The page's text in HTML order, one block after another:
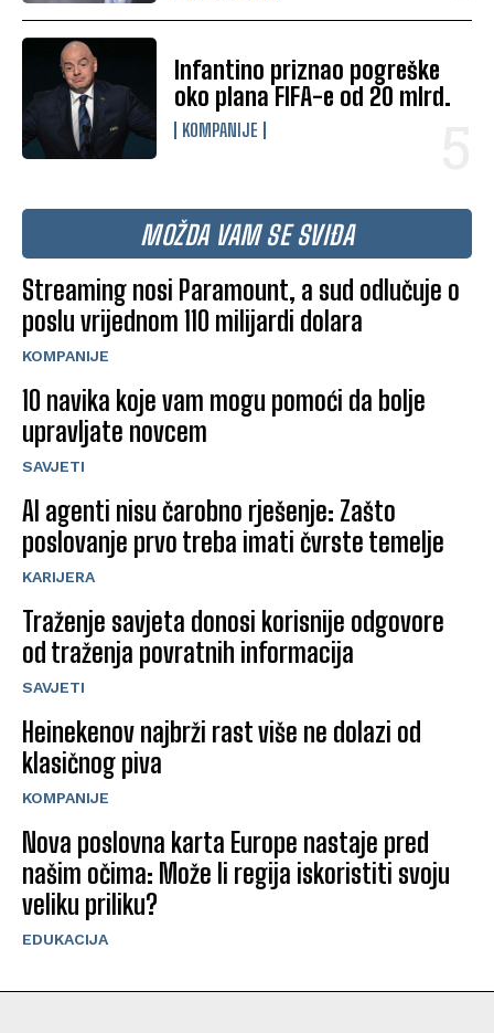
Infantino priznao pogreške
oko plana FIFA-e od 20 mlrd.
KOMPANIJE
MOŽDA VAM SE SVIĐA
Streaming nosi Paramount, a sud odlučuje o
poslu vrijednom 110 milijardi dolara
KOMPANIJE
10 navika koje vam mogu pomoći da bolje
upravljate novcem
SAVJETI
AI agenti nisu čarobno rješenje: Zašto
poslovanje prvo treba imati čvrste temelje
KARIJERA
Traženje savjeta donosi korisnije odgovore
od traženja povratnih informacija
SAVJETI
Heinekenov najbrži rast više ne dolazi od
klasičnog piva
KOMPANIJE
Nova poslovna karta Europe nastaje pred
našim očima: Može li regija iskoristiti svoju
veliku priliku?
EDUKACIJA